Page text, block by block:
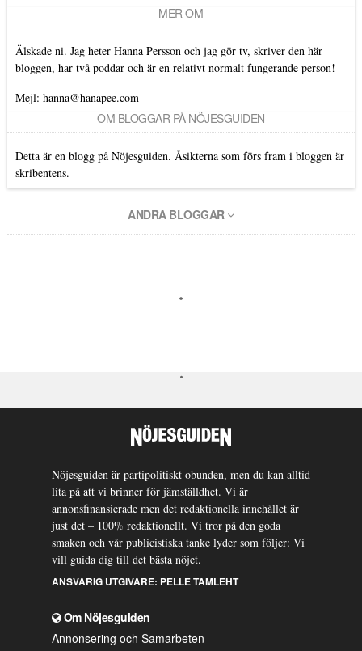
MER OM
Älskade ni. Jag heter Hanna Persson och jag gör tv, skriver den här
bloggen, har två poddar och är en relativt normalt fungerande person!
Mejl: hanna@hanapee.com
OM BLOGGAR PÅ NÖJESGUIDEN
Detta är en blogg på Nöjesguiden. Åsikterna som förs fram i bloggen är
skribentens.
ANDRA BLOGGAR
Nöjesguiden är partipolitiskt obunden, men du kan alltid
lita på att vi brinner för jämställdhet. Vi är
annonsfinansierade men det redaktionella innehållet är
just det – 100% redaktionellt. Vi tror på den goda
smaken och vår publicistiska tanke lyder som följer: Vi
vill guida dig till det bästa nöjet.
ANSVARIG UTGIVARE: PELLE TAMLEHT
Om Nöjesguiden
Annonsering och Samarbeten